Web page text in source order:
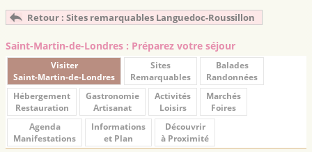
Retour : Sites remarquables Languedoc-Roussillon
Saint-Martin-de-Londres : Préparez votre séjour
Visiter
Saint-Martin-de-Londres
Sites
Remarquables
Balades
Randonnées
Hébergement
Restauration
Gastronomie
Artisanat
Activités
Loisirs
Marchés
Foires
Agenda
Manifestations
Informations
et Plan
Découvrir
à Proximité